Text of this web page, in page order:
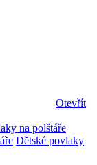
Otevřít
na polštáře
Dětské povlaky